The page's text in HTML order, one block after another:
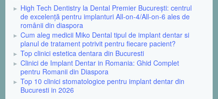
High Tech Dentistry la Dental Premier București: centrul
de excelență pentru implanturi All-on-4/All-on-6 ales de
românii din diaspora
Cum aleg medicii Miko Dental tipul de implant dentar si
planul de tratament potrivit pentru fiecare pacient?
Top clinici estetica dentara din Bucuresti
Clinici de Implant Dentar in Romania: Ghid Complet
pentru Romanii din Diaspora
Top 10 clinici stomatologice pentru implant dentar din
Bucuresti in 2026